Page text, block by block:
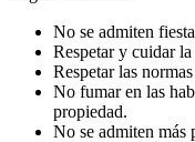
No se admiten
Respetar y cuidar
Respetar las
No fumar en las
propiedad.
No se admiten más